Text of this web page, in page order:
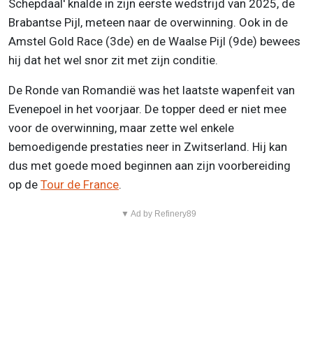
Schepdaal' knalde in zijn eerste wedstrijd van 2025, de
Brabantse Pijl, meteen naar de overwinning. Ook in de
Amstel Gold Race (3de) en de Waalse Pijl (9de) bewees
hij dat het wel snor zit met zijn conditie.
De Ronde van Romandië was het laatste wapenfeit van
Evenepoel in het voorjaar. De topper deed er niet mee
voor de overwinning, maar zette wel enkele
bemoedigende prestaties neer in Zwitserland. Hij kan
dus met goede moed beginnen aan zijn voorbereiding
op de Tour de France.
▼ Ad by Refinery89